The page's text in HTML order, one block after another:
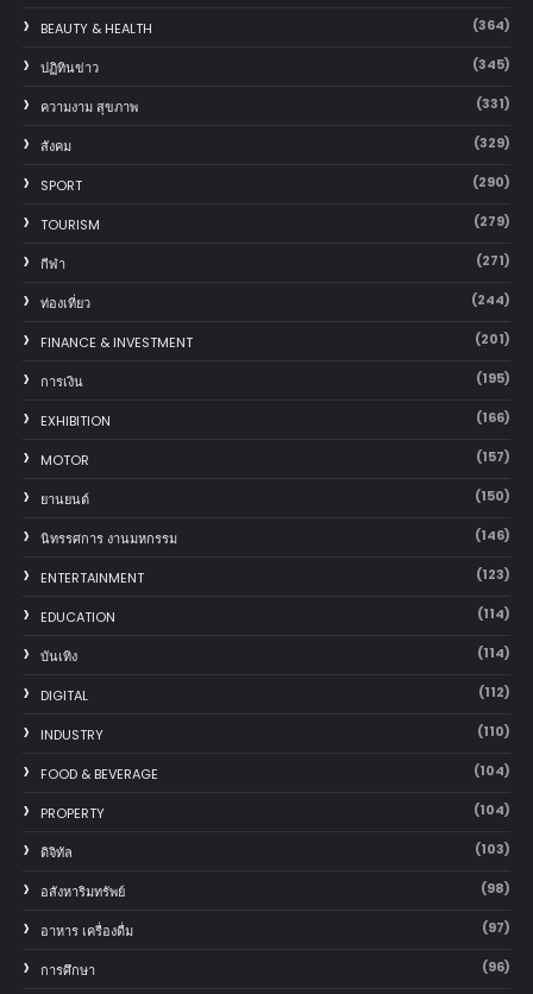
BEAUTY & HEALTH (364)
ปฏิทินข่าว (345)
ความงาม สุขภาพ (331)
สังคม (329)
SPORT (290)
TOURISM (279)
กีฬา (271)
ท่องเที่ยว (244)
FINANCE & INVESTMENT (201)
การเงิน (195)
EXHIBITION (166)
MOTOR (157)
‎ยานยนต์‎ (150)
นิทรรศการ งานมหกรรม (146)
ENTERTAINMENT (123)
EDUCATION (114)
บันเทิง (114)
DIGITAL (112)
INDUSTRY (110)
FOOD & BEVERAGE (104)
PROPERTY (104)
ดิจิทัล (103)
อสังหาริมทรัพย์ (98)
อาหาร เครื่องดื่ม (97)
การศึกษา (96)